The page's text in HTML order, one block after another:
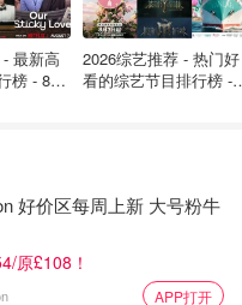
并没有想要从事服装行
学，拥有政治学和政府学
在时尚界工作的乐趣。
习生，五年后转到
品牌这个概念，“每一个
、Urban Outfitters
担任 Marc Jacobs 的首席
最新高
榜 - 8月
2026综艺推荐 - 热门好
看的综艺节目排行榜 -
好价区每周上新 大号粉牛
原£108！
APP打开